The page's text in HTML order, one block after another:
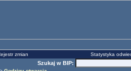
zmian Statystyka
Szukaj w BIP: